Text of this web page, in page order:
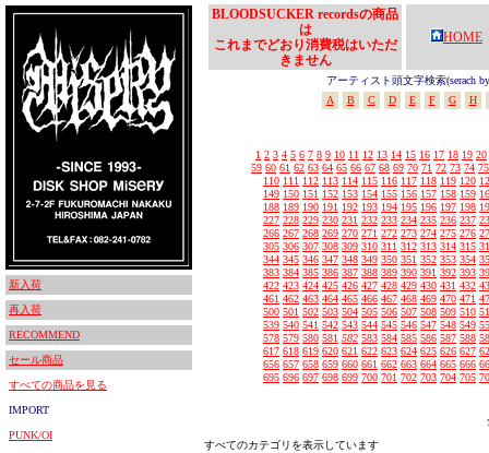
新入荷
再入荷
RECOMMEND
セール商品
すべての商品を見る
IMPORT
PUNK/OI
BLOODSUCKER recordsの商品
は
これまでどおり消費税はいただ
きません
HOME
アーティスト頭文字検索(serach
A
B C D E F G H
1 2 3 4 5 6 7 8 9 10 11 12 13 14 15 16 17 18 19 20
59 60 61 62 63 64 65 66 67 68 69 70 71 72 73 74 75
110 111 112 113 114 115 116 117 118 119 120
149 150 151 152 153 154 155 156 157 158 159
188 189 190 191 192 193 194 195 196 197 198
227 228 229 230 231 232 233 234 235 236 237
266 267 268 269 270 271 272 273 274 275 276
305 306 307 308 309 310 311 312 313 314 315
344 345 346 347 348 349 350 351 352 353 354
383 384 385 386 387 388 389 390 391 392 393
422 423 424 425 426 427 428 429 430 431 432
461 462 463 464 465 466 467 468 469 470 471
500 501 502 503 504 505 506 507 508 509 510
539 540 541 542 543 544 545 546 547 548 549
578 579 580 581 582 583 584 585 586 587 588
617 618 619 620 621 622 623 624 625 626 627
656 657 658 659 660 661 662 663 664 665 666
695 696 697 698 699 700 701 702 703 704 705
すべてのカテゴリを表示しています